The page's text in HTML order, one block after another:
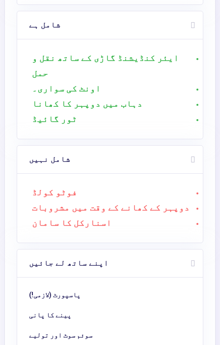
شامل ہے
ایئر کنڈیشنڈ گاڑی کے ساتھ نقل و
حمل
اونٹ کی سواری۔
دہاب میں دوپہر کا کھانا
ٹور گائیڈ
شامل نہیں
فوٹو کولڈ
دوپہر کے کھانے کے وقت میں مشروبات
اسنارکل کا سامان
اپنے ساتھ لے جائیں
پاسپورٹ (لازمی!)
پینے کا پانی
سوئم سوٹ اور تولیے